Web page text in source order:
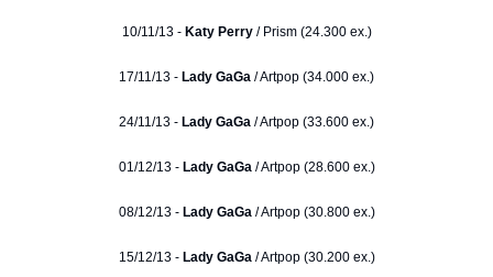
10/11/13 - Katy Perry/ Prism (24.300 ex.)
17/11/13 - Lady GaGa / Artpop (34.000 ex.)
24/11/13 - Lady GaGa / Artpop (33.600 ex.)
01/12/13 - Lady GaGa/ Artpop (28.600 ex.)
08/12/13 - Lady GaGa/ Artpop (30.800 ex.)
15/12/13 - Lady GaGa/ Artpop (30.200 ex.)